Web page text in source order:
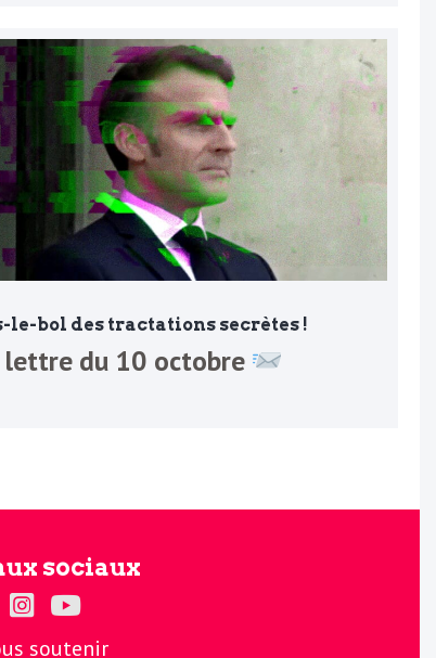
le-bol des tractations secrètes !
lettre du 10 octobre
sociaux
sur Twittersur Facebook
Regards sur Instagram
La chaine Regards sur Youtube
soutenir